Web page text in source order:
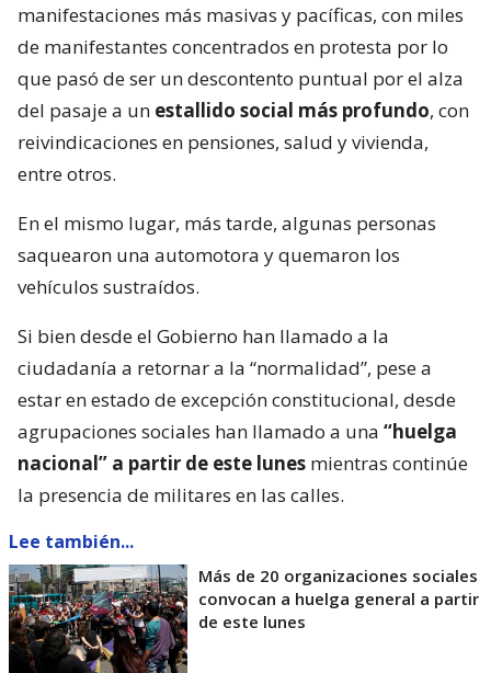
manifestaciones más masivas y pacíficas, con miles
de manifestantes concentrados en protesta por lo
que pasó de ser un descontento puntual por el alza
del pasaje a un estallido social más profundo, con
reivindicaciones en pensiones, salud y vivienda,
entre otros.
En el mismo lugar, más tarde, algunas personas
saquearon una automotora y quemaron los
vehículos sustraídos.
Si bien desde el Gobierno han llamado a la
ciudadanía a retornar a la “normalidad”, pese a
estar en estado de excepción constitucional, desde
agrupaciones sociales han llamado a una “huelga
nacional” a partir de este lunes mientras continúe
la presencia de militares en las calles.
Lee también...
Más de 20 organizaciones sociales
convocan a huelga general a partir
de este lunes